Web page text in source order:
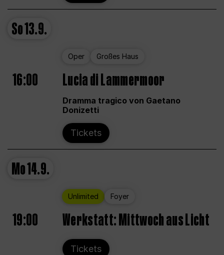
So13.9.
Oper Großes Haus
16:00 Lucia di Lammermoor
Dramma tragico von Gaetano
Donizetti
Tickets
Mo14.9.
Unlimited Foyer
19:00 Werkstatt: Mittwoch aus Licht
Tickets